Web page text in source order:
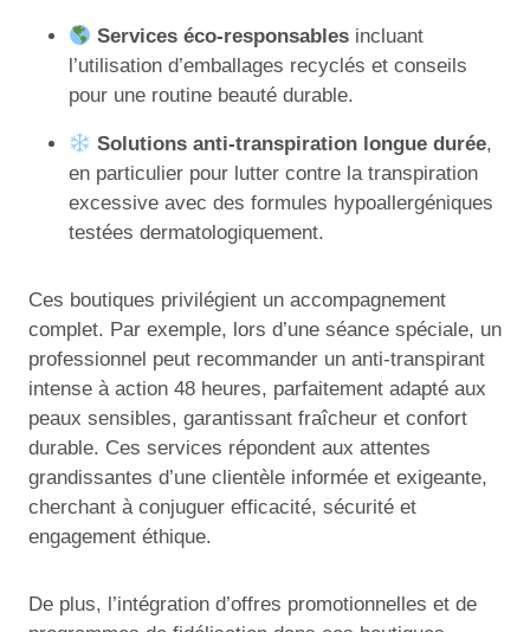
Services éco-responsables incluant
l’utilisation d’emballages recyclés et conseils
pour une routine beauté durable.
Solutions anti-transpiration longue durée,
en particulier pour lutter contre la transpiration
excessive avec des formules hypoallergéniques
testées dermatologiquement.
Ces boutiques privilégient un accompagnement
complet. Par exemple, lors d’une séance spéciale, un
professionnel peut recommander un anti-transpirant
intense à action 48 heures, parfaitement adapté aux
peaux sensibles, garantissant fraîcheur et confort
durable. Ces services répondent aux attentes
grandissantes d’une clientèle informée et exigeante,
cherchant à conjuguer efficacité, sécurité et
engagement éthique.
De plus, l’intégration d’offres promotionnelles et de